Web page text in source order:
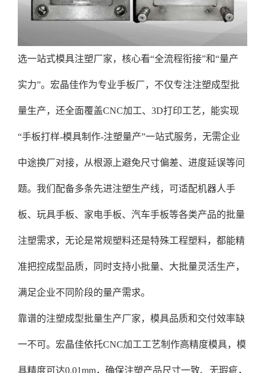
选一站式模具注塑厂家，核心看“全流程衔接”和“量产
实力”。宏晶佳作为专业手板厂，不仅专注注塑成型批
量生产，还全面覆盖CNC加工、3D打印工艺，能实现
“手板打样-模具制作-注塑量产”一站式服务，无需企业
中途换厂对接，从根源上避免尺寸偏差、进度延误等问
题。我们配备多条先进注塑生产线，可适配机器人手
板、玩具手板、家电手板、汽车手板等各类产品的批量
注塑需求，无论是常规塑料还是特殊工程塑料，都能精
准把控成型品质，同时支持小批量、大批量灵活生产，
满足企业不同阶段的量产需求。
靠谱的注塑成型批量生产厂家，模具品质和交付效率缺
一不可。宏晶佳依托CNC加工工艺制作高精度模具，模
具精度可达0.01mm，确保注塑产品尺寸一致、无瑕疵，